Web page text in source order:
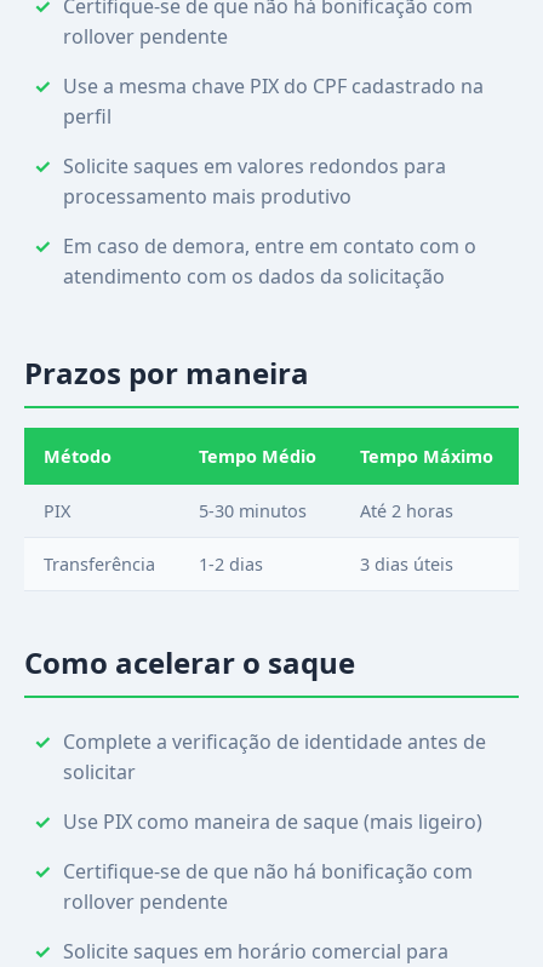
Certifique-se de que não há bonificação com
rollover pendente
Use a mesma chave PIX do CPF cadastrado na
perfil
Solicite saques em valores redondos para
processamento mais produtivo
Em caso de demora, entre em contato com o
atendimento com os dados da solicitação
Prazos por maneira
Método Tempo Médio Tempo Máximo
PIX 5-30 minutos Até 2 horas
Transferência 1-2 dias 3 dias úteis
Como acelerar o saque
Complete a verificação de identidade antes de
solicitar
Use PIX como maneira de saque (mais ligeiro)
Certifique-se de que não há bonificação com
rollover pendente
Solicite saques em horário comercial para